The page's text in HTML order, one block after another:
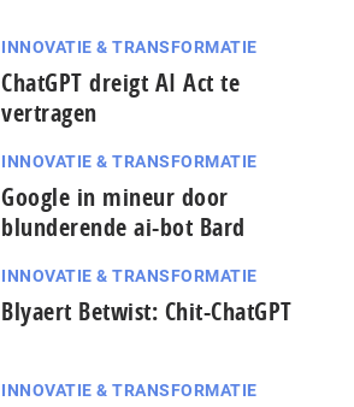
INNOVATIE & TRANSFORMATIE
ChatGPT dreigt AI Act te
vertragen
INNOVATIE & TRANSFORMATIE
Google in mineur door
blunderende ai-bot Bard
INNOVATIE & TRANSFORMATIE
Blyaert Betwist: Chit-ChatGPT
INNOVATIE & TRANSFORMATIE